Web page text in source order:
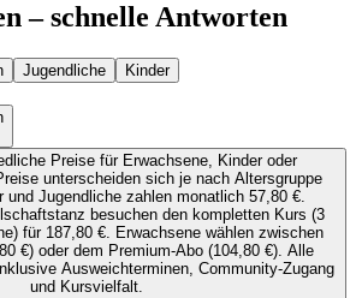
– schnelle Antworten
Jugendliche Kinder
Preise für Erwachsene, Kinder oder
unterscheiden sich je nach Altersgruppe
besuchen den kompletten Kurs (3
wählen zwischen
€) oder dem Premium-Abo (104,80 €). Alle
Ausweichterminen, Community-Zugang
und Kursvielfalt.